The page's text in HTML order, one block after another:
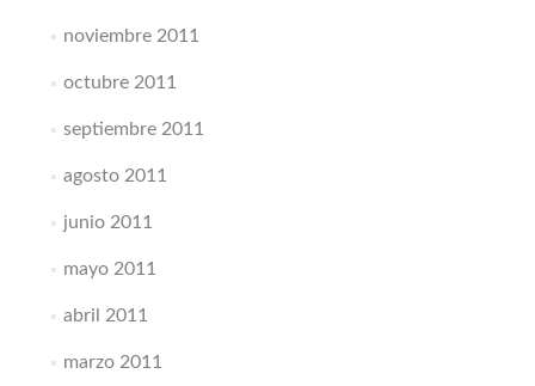
noviembre 2011
octubre 2011
septiembre 2011
agosto 2011
junio 2011
mayo 2011
abril 2011
marzo 2011